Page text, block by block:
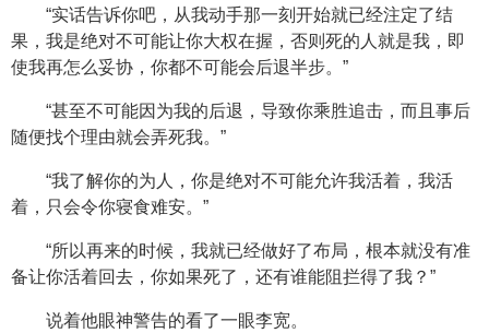
“实话告诉你吧，从我动手那一刻开始就已经注定了结
果，我是绝对不可能让你大权在握，否则死的人就是我，即
使我再怎么妥协，你都不可能会后退半步。”
“甚至不可能因为我的后退，导致你乘胜追击，而且事后
随便找个理由就会弄死我。”
“我了解你的为人，你是绝对不可能允许我活着，我活
着，只会令你寝食难安。”
“所以再来的时候，我就已经做好了布局，根本就没有准
备让你活着回去，你如果死了，还有谁能阻拦得了我？”
说着他眼神警告的看了一眼李宽。